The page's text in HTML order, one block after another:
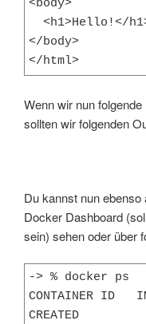
<body>
</body>
</html>
Wenn wir nun
sollten wir folgenden
Du kannst nun
Docker Dashboard
sein) sehen oder über
-> % docker ps
CONTAINER ID
CREATED